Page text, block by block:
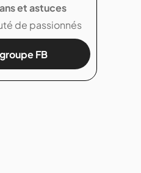
et astuces
de passionnés
FB